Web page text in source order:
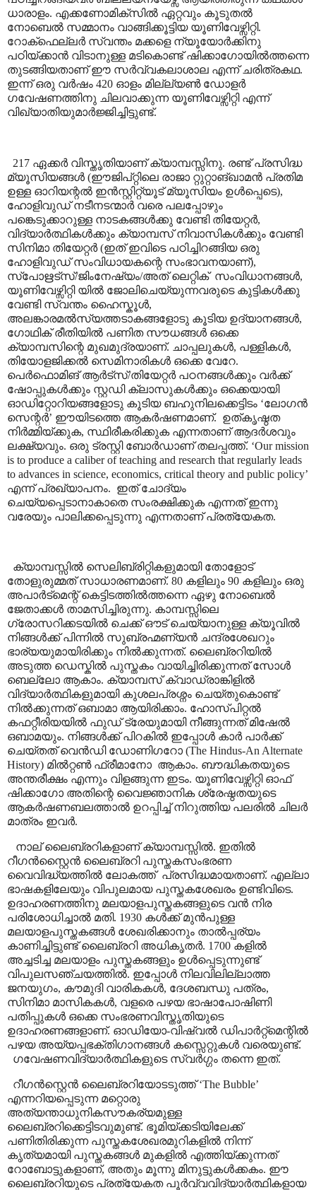
ധാരാളം. എക്കണോമിക്സിൽ ഏറ്റവും കൂടുതൽ
നോബെൽ സമ്മാനം വാങ്ങിക്കൂട്ടിയ യൂണിവേഴ്സിറ്റി.
റോക്ഫെല്ലർ സ്വന്തം മക്കളെ ന്യൂയോർക്കിനു
പഠിയ്ക്കാൻ വിടാനുള്ള മടികൊണ്ട് ഷിക്കാഗോയിൽത്തന്നെ
തുടങ്ങിയതാണ് ഈ സർവ്വകലാശാല എന്ന് ചരിത്രകഥ.
ഇന്ന് ഒരു വർഷം 420 ഓളം മില്ല്യൺ ഡോളർ
ഗവേഷണത്തിനു ചിലവാക്കുന്ന യൂണിവേഴ്സിറ്റി എന്ന്
വിഖ്യാതിയുമാർജ്ജിച്ചിട്ടുണ്ട്.
217 ഏക്കർ വിസ്തൃതിയാണ് ക്യാമ്പസ്സിനു. രണ്ട് പ്രസിദ്ധ
മ്യൂസിയങ്ങൾ (ഈജിപ്റ്റിലെ രാജാ റ്റുറ്റാങ്ഖാമൻ പ്രതിമ
ഉള്ള ഓറിയന്റൽ ഇൻസ്റ്റിറ്റ്യൂട് മ്യൂസിയം ഉൾപ്പെടെ),
ഹോളിവുഡ് നടീനടന്മാർ വരെ പലപ്പോഴും
പങ്കെടുക്കാറുള്ള നാടകങ്ങൾക്കു വേണ്ടി തിയേറ്റർ,
വിദ്യാർത്ഥികൾക്കും ക്യാമ്പസ് നിവാസികൾക്കും വേണ്ടി
സിനിമാ തിയേറ്റർ (ഇത് ഇവിടെ പഠിച്ചിറങ്ങിയ ഒരു
ഹോളിവുഡ് സംവിധായകന്റെ സംഭാവനയാണ്),
സ്പോഋട്സ്/ജിംനേഷ്യം/അത് ലെറ്റിക് സംവിധാനങ്ങൾ,
യൂണിവേഴ്സിറ്റി യിൽ ജോലിചെയ്യുന്നവരുടെ കുട്ടികൾക്കു
വേണ്ടി സ്വന്തം ഹൈസ്കൂൾ,
അലങ്കാരമൽസ്യത്തടാകങ്ങളോടു കൂടിയ ഉദ്യാനങ്ങൾ,
ഗോഥിക് രീതിയിൽ പണിത സൗധങ്ങൾ ഒക്കെ
ക്യാമ്പസിന്റെ മുഖമുദ്രയാണ്. ചാപ്പലുകൾ, പള്ളികൾ,
തിയോളജിക്കൽ സെമിനാരികൾ ഒക്കെ വേറേ.
പെർഫൊമിങ് ആർട്സ്/തിയേറ്റർ പഠനങ്ങൾക്കും വർക്ക്
ഷോപ്പുകൾക്കും സ്റ്റഡി ക്ലാസുകൾക്കും ഒക്കെയായി
ഓഡിറ്റോറിയങ്ങളോടു കൂടിയ ബഹുനിലക്കെട്ടിടം ‘ലോഗൻ
സെന്റർ’ ഈയിടത്തെ ആകർഷണമാണ്. ഉത്കൃഷ്ഠത
നിർമ്മിയ്ക്കുക, സ്ഥിരീകരിക്കുക എന്നതാണ് ആദർശവും
ലക്ഷ്യവും. ഒരു ട്രസ്റ്റി ബോർഡാണ് തലപ്പത്ത്. ‘Our mission
is to produce a caliber of teaching and research that regularly leads
to advances in science, economics, critical theory and public policy’
എന്ന് പ്രഖ്യാപനം. ഇത് ചോദ്യം
ചെയ്യപ്പെടാനാകാതെ സംരക്ഷിക്കുക എന്നത് ഇന്നു
വരേയും പാലിക്കപ്പെടുന്നു എന്നതാണ് പ്രത്യേകത.
ക്യാമ്പസ്സിൽ സെലിബ്രിറ്റികളുമായി തോളോട്
തോളുരുമ്മത് സാധാരണമാണ്. 80 കളിലും 90 കളിലും ഒരു
അപാർട്മെന്റ് കെട്ടിടത്തിൽത്തന്നെ ഏഴു നോബെൽ
ജേതാക്കൾ താമസിച്ചിരുന്നു. കാമ്പസ്സിലെ
ഗ്രോസറിക്കടയിൽ ചെക്ക് ഔട് ചെയ്യാനുള്ള ക്യൂവിൽ
നിങ്ങൾക്ക് പിന്നിൽ സുബ്രഹ്മണ്യൻ ചന്ദ്രശേഖറും
ഭാര്യയുമായിരിക്കും നിൽക്കുന്നത്. ലൈബ്രറിയിൽ
അടുത്ത ഡെസ്കിൽ പുസ്തകം വായിച്ചിരിക്കുന്നത് സോൾ
ബെല്ലോ ആകാം. ക്യാമ്പസ് ക്വാഡ്രാങ്കിളിൽ
വിദ്യാർത്ഥികളുമായി കുശലപ്രശ്നം ചെയ്തുകൊണ്ട്
നിൽക്കുന്നത് ഒബാമാ ആയിരിക്കാം. ഹോസ്പിറ്റൽ
കഫറ്റീരിയയിൽ ഫുഡ് ട്രേയുമായി നീങ്ങുന്നത് മിഷേൽ
ഒബാമയും. നിങ്ങൾക്ക് പിറകിൽ ഇപ്പോൾ കാർ പാർക്ക്
ചെയ്തത് വെൻഡി ഡോണിഗറോ (The Hindus-An Alternate
History) മിൽറ്റൺ ഫ്രീമാനോ ആകാം. ബൗദ്ധികതയുടെ
അന്തരീക്ഷം എന്നും വിളങ്ങുന്ന ഇടം. യൂണിവേഴ്സിറ്റി ഓഫ്
ഷിക്കാഗോ അതിന്റെ വൈജ്ഞാനിക ശ്രേഷ്ഠതയുടെ
ആകർഷണബലത്താൽ ഉറപ്പിച്ച് നിറുത്തിയ പലരിൽ ചിലർ
മാത്രം ഇവർ.
നാല് ലൈബ്രറികളാണ് ക്യാമ്പസ്സിൽ. ഇതിൽ
റീഗൻസ്റ്റൈൻ ലൈബ്രറി പുസ്തകസംഭരണ
വൈവിദ്ധ്യത്തിൽ ലോകത്ത് പ്രസിദ്ധമായതാണ്. എല്ലാ
ഭാഷകളിലേയും വിപുലമായ പുസ്തകശേഖരം ഉണ്ടിവിടെ.
ഉദാഹരണത്തിനു മലയാളപുസ്തകങ്ങളുടെ വൻ നിര
പരിശോധിച്ചാൽ മതി. 1930 കൾക്ക് മുൻപുള്ള
മലയാളപുസ്തകങ്ങൾ ശേഖരിക്കാനും താൽപ്പര്യം
കാണിച്ചിട്ടുണ്ട് ലൈബ്രറി അധികൃതർ. 1700 കളിൽ
അച്ചടിച്ച മലയാളം പുസ്തകങ്ങളും ഉൾപ്പെടുന്നുണ്ട്
വിപുലസഞ്ചയത്തിൽ. ഇപ്പോൾ നിലവിലില്ലാത്ത
ജനയുഗം, കൗമുദി വാരികകൾ, ദേശബന്ധു പത്രം,
സിനിമാ മാസികകൾ, വളരെ പഴയ ഭാഷാപോഷിണി
പതിപ്പുകൾ ഒക്കെ സംഭരണവിസ്തൃതിയുടെ
ഉദാഹരണങ്ങളാണ്. ഓഡിയോ-വിഷ്വൽ ഡിപാർറ്റ്മെന്റിൽ
പഴയ അയ്യപ്പഭക്തിഗാനങ്ങൾ കസ്സെറ്റുകൾ വരെയുണ്ട്.
ഗവേഷണവിദ്യാർത്ഥികളുടെ സ്വർഗ്ഗം തന്നെ ഇത്.
റീഗൻസ്റ്റെൻ ലൈബ്രറിയോടടുത്ത്‘The Bubble’
എന്നറിയപ്പെടുന്ന മറ്റൊരു
അത്യന്താധുനികസൗകര്യമുള്ള
ലൈബ്രറിക്കെട്ടിടവുമുണ്ട്. ഭൂമിയ്ക്കടിയിലേക്ക്
പണിതിരിക്കുന്ന പുസ്തകശേഖരമുറികളിൽ നിന്ന്
കൃത്യമായി പുസ്തകങ്ങൾ മുകളിൽ എത്തിയ്ക്കുന്നത്
റോബോട്ടുകളാണ്, അതും മൂന്നു മിനുട്ടുകൾക്കകം. ഈ
ലൈബ്രറിയുടെ പ്രത്യേകത പൂർവ്വവിദ്യാർത്ഥികളായ